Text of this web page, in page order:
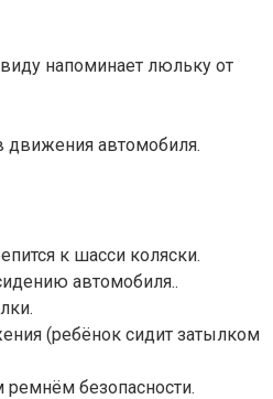
напоминает люльку от
движения автомобиля.
к шасси коляски.
автомобиля..
(ребёнок сидит затылком
ремнём безопасности.